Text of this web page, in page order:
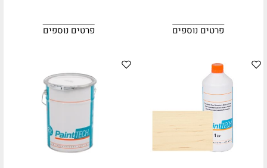
פרטים נוספים פרטים נוספים